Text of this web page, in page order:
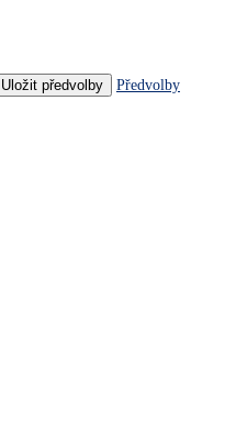
Uložit předvolby Předvolby